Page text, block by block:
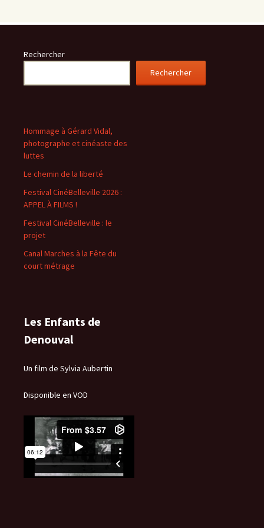
Rechercher
Rechercher
Hommage à Gérard Vidal,
photographe et cinéaste des
luttes
Le chemin de la liberté
Festival CinéBelleville 2026 :
APPEL À FILMS !
Festival CinéBelleville : le
projet
Canal Marches à la Fête du
court métrage
Les Enfants de
Denouval
Un film de Sylvia Aubertin
Disponible en VOD